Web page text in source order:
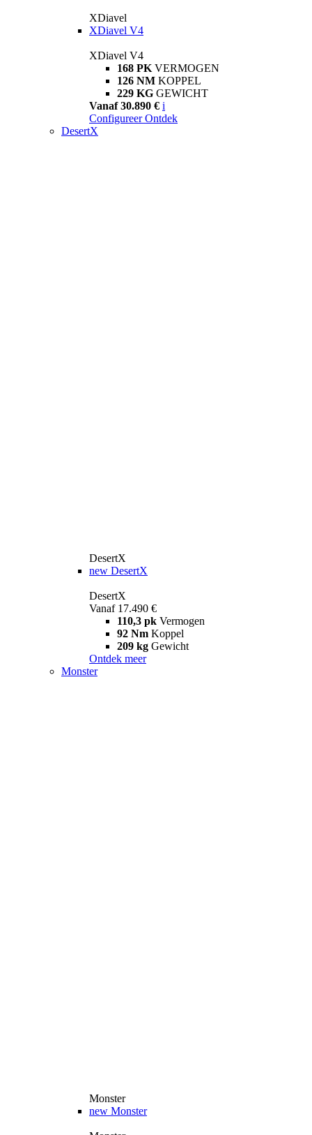
XDiavel
XDiavel V4
XDiavel V4
168 PK VERMOGEN
126 NM KOPPEL
229 KG GEWICHT
Vanaf 30.890 € i
Configureer Ontdek
DesertX
DesertX
new DesertX
DesertX
Vanaf 17.490 €
110,3 pk Vermogen
92 Nm Koppel
209 kg Gewicht
Ontdek meer
Monster
Monster
new Monster